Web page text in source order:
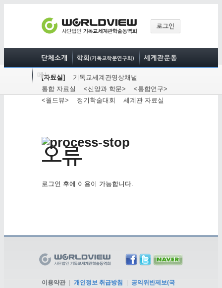
[자료실]
기독교세계관영상채널
통합 자료실
<신앙과 학문>
<통합연구>
<월드뷰>
정기학술대회 세계관 자료실
로그인 후에 이용이 가능합니다.
이용약관 개인정보 취급방침
공익위반제보(국